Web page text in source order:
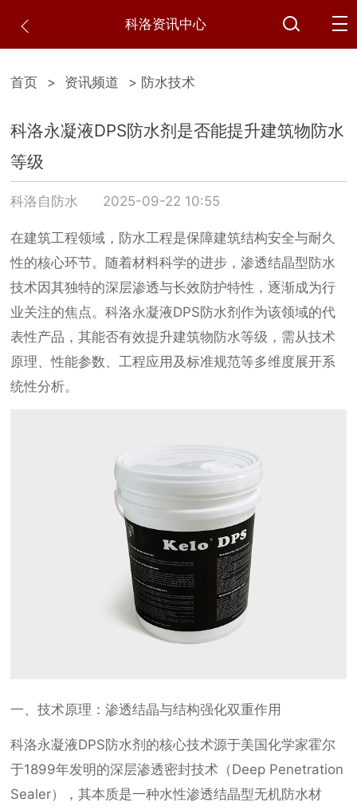
科洛资讯中心
首页 > 资讯频道 > 防水技术
科洛永凝液DPS防水剂是否能提升建筑物防水
等级
科洛自防水 2025-09-22 10:55
在建筑工程领域，防水工程是保障建筑结构安全与耐久
性的核心环节。随着材料科学的进步，渗透结晶型防水
技术因其独特的深层渗透与长效防护特性，逐渐成为行
业关注的焦点。科洛永凝液DPS防水剂作为该领域的代
表性产品，其能否有效提升建筑物防水等级，需从技术
原理、性能参数、工程应用及标准规范等多维度展开系
统性分析。
一、技术原理：渗透结晶与结构强化双重作用
科洛永凝液DPS防水剂的核心技术源于美国化学家霍尔
于1899年发明的深层渗透密封技术（Deep Penetration
Sealer），其本质是一种水性渗透结晶型无机防水材